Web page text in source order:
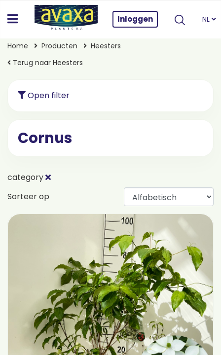
Inloggen NL
Home Producten
Heesters
Terug naar Heesters
Open filter
Cornus
category
Sorteer op